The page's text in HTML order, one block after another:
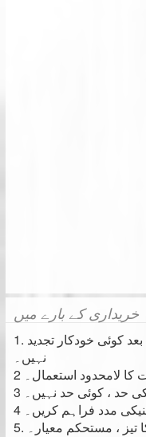
خریداری کے بارے میں
1. ایک بار ادائیگی ، میعاد ختم ہونے کے بعد کوئی خودکار تجدید
نہیں۔
کا لامحدود استعمال۔
حد ، کوئی حد نہیں۔
مدد فراہم کریں۔
تیز ، مستحکم معیار۔